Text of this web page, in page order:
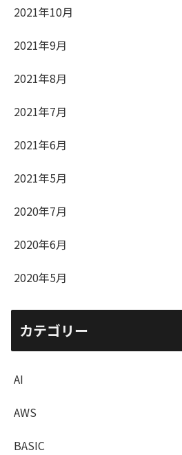
2021年10月
2021年9月
2021年8月
2021年7月
2021年6月
2021年5月
2020年7月
2020年6月
2020年5月
カテゴリー
AI
AWS
BASIC